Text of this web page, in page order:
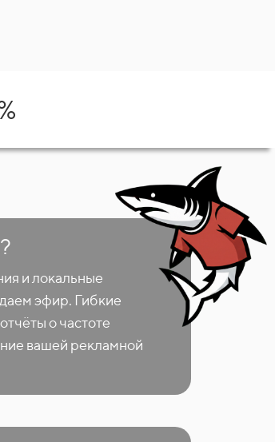
и локальные
эфир. Гибкие
о частоте
вашей рекламной